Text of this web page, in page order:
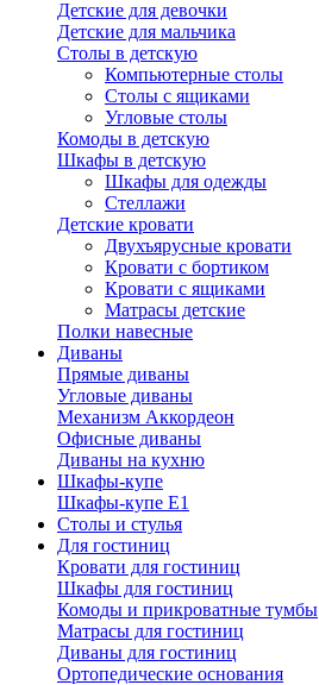
Детские для девочки
Детские для мальчика
Столы в детскую
Компьютерные столы
Столы с ящиками
Угловые столы
Комоды в детскую
Шкафы в детскую
Шкафы для одежды
Стеллажи
Детские кровати
Двухъярусные кровати
Кровати с бортиком
Кровати с ящиками
Матрасы детские
Полки навесные
Диваны
Прямые диваны
Угловые диваны
Механизм Аккордеон
Офисные диваны
Диваны на кухню
Шкафы-купе
Шкафы-купе Е1
Столы и стулья
Для гостиниц
Кровати для гостиниц
Шкафы для гостиниц
Комоды и прикроватные тумбы
Матрасы для гостиниц
Диваны для гостиниц
Ортопедические основания